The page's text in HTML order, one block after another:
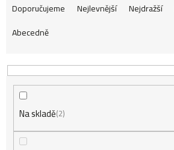
a
z
e
Doporučujeme Nejlevnější Nejdražší
Abecedně
Na skladě 2